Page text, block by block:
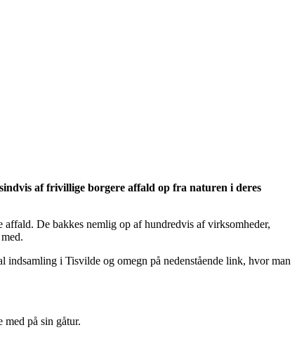
af frivillige borgere affald op fra naturen i deres
De bakkes nemlig op af hundredvis af virksomheder,
i Tisvilde og omegn på nedenstående link, hvor man
på sin gåtur.